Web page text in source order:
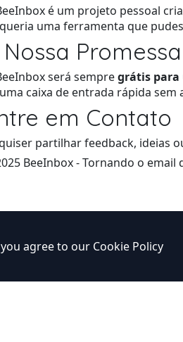
é um projeto pessoal
uma ferramenta que
Promessa
será sempregrátis para
caixa de entrada rápida
em Contato
partilhar feedback, ideias
BeeInbox - Tornando o
agree to our Cookie Policy